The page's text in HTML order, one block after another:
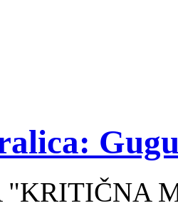
"KRITIČNA